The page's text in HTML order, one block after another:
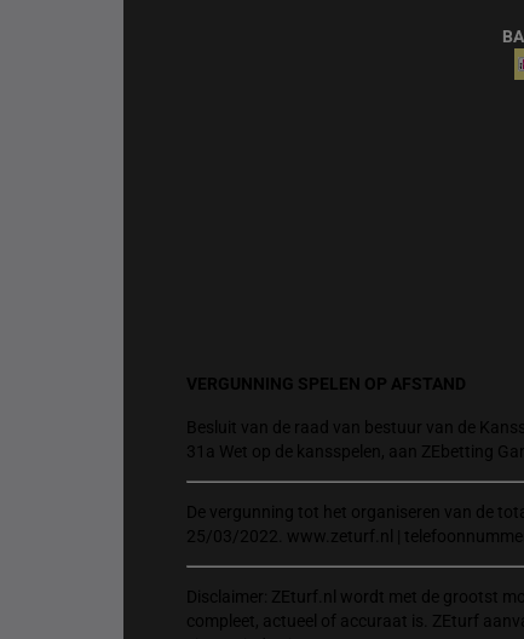
VERGUNNING SPELEN OP AFSTAND
Besluit van de raad van bestuur van de
31a Wet op de kansspelen, aan ZEbetting
De vergunning tot het organiseren van de
25/03/2022. www.zeturf.nl |
Disclaimer: ZEturf.nl wordt met de grootst
compleet, actueel of accuraat is. ZEturf